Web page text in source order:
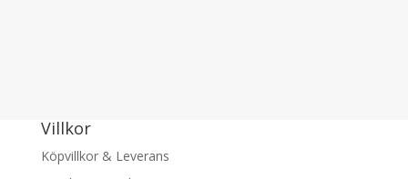
Villkor
Köpvillkor & Leverans